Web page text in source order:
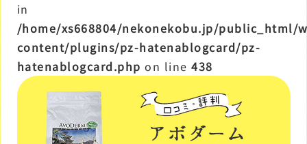
in
/home/xs668804/nekonekobu.jp/public_html/
content/plugins/pz-hatenablogcard/pz-
hatenablogcard.php on line 438